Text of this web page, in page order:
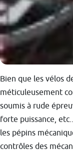
Bien que les vélos
méticuleusement
soumis à rude
forte puissance,
les pépins
contrôles des